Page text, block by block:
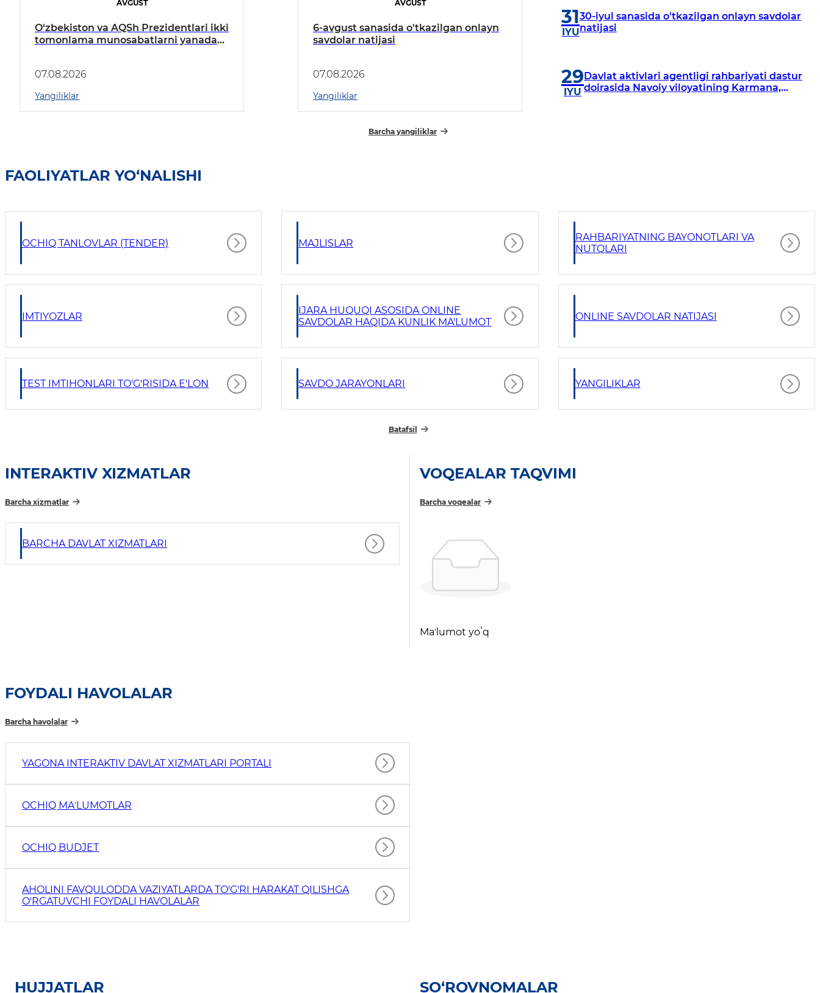
AVGUST
O‘zbekiston va AQSh Prezidentlari ikki
tomonlama munosabatlarni yanada
07.08.2026
Yangiliklar
AVGUST
6-avgust sanasida o'tkazilgan onlayn
savdolar natijasi
07.08.2026
Yangiliklar
31
IYU
30-iyul sanasida o'tkazilgan onlayn savdolar
natijasi
29
IYU
Davlat aktivlari agentligi rahbariyati dastur
doirasida Navoiy viloyatining Karmana,
Barcha yangiliklar
FAOLIYATLAR YO‘NALISHI
OCHIQ TANLOVLAR (TENDER) MAJLISLAR
RAHBARIYATNING BAYONOTLARI VA
NUTQLARI
IMTIYOZLAR
IJARA HUQUQI ASOSIDA ONLINE
SAVDOLAR HAQIDA KUNLIK MA'LUMOT
ONLINE SAVDOLAR NATIJASI
TEST IMTIHONLARI TO'G'RISIDA E'LON SAVDO JARAYONLARI YANGILIKLAR
Batafsil
INTERAKTIV XIZMATLAR
Barcha xizmatlar
BARCHA DAVLAT XIZMATLARI
VOQEALAR TAQVIMI
Barcha voqealar
Maʼlumot yoʻq
FOYDALI HAVOLALAR
Barcha havolalar
YAGONA INTERAKTIV DAVLAT XIZMATLARI PORTALI
OCHIQ MAʼLUMOTLAR
OCHIQ BUDJET
AHOLINI FAVQULODDA VAZIYATLARDA TO'G'RI HARAKAT QILISHGA
O'RGATUVCHI FOYDALI HAVOLALAR
HUJJATLAR SO‘ROVNOMALAR